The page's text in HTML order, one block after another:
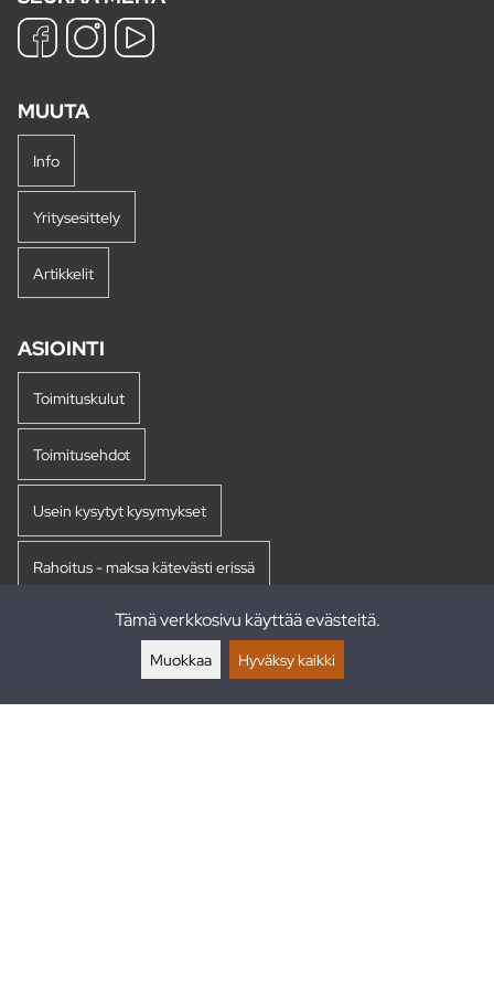
MUUTA
Info
Yritysesittely
Artikkelit
ASIOINTI
Toimituskulut
Toimitusehdot
Usein kysytyt kysymykset
Rahoitus - maksa kätevästi erissä
Tämä verkkosivu käyttää evästeitä.
Muokkaa Hyväksy kaikki